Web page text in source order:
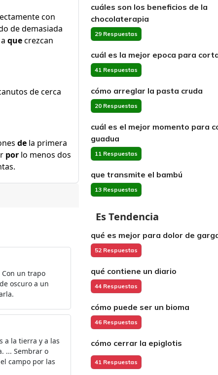
con
de demasiada
quecrezcan
de cerca
de la primera
por lo menos dos
Con un trapo
oscuro a un
a la tierra y a las
... Sembrar o
campo por las
cuáles son los beneficios de la
chocolaterapia
29 Respuestas
cuál es la mejor epoca para
41 Respuestas
cómo arreglar la pasta cruda
20 Respuestas
cuál es el mejor momento para
guadua
11 Respuestas
que transmite el bambú
13 Respuestas
Es Tendencia
qué es mejor para dolor de
52 Respuestas
qué contiene un diario
44 Respuestas
cómo puede ser un bioma
46 Respuestas
cómo cerrar la epiglotis
41 Respuestas